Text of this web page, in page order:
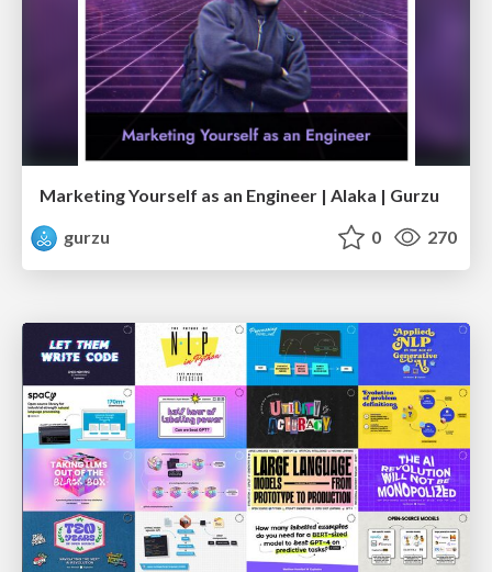
Marketing Yourself as an Engineer | Alaka | Gurzu
gurzu
0 270